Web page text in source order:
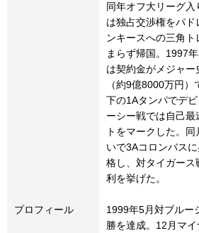
プロフィール
同年オフ大リーグ入
は独占交渉権をパ
ンキースへの三角
まらず帰国。1997
は契約金がメジャ
（約9億8000万円
下の1Aタンパでデ
ーシー戦では自己
トをマークした。
いで3Aコロンバス
格し、対タイガー
利を挙げた。
1999年5月対ブルー
勝を達成。12月マ